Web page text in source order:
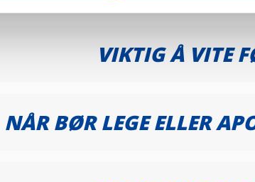
VIKTIG Å VITE
NÅR BØR LEGE ELLER